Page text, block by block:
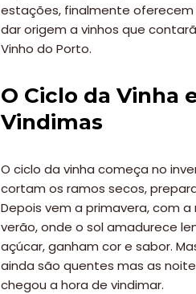
estações, finalmente oferecem
dar origem a vinhos que
Vinho do Porto.
O Ciclo da Vinha
Vindimas
O ciclo da vinha começa no
cortam os ramos secos,
Depois vem a primavera, com
verão, onde o sol amadurece
açúcar, ganham cor e sabor.
ainda são quentes mas as
chegou a hora de vindimar.